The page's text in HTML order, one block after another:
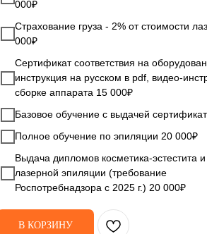
000₽
Страхование груза - 2% от стоимости
000₽
Сертификат соответствия на
инструкция на русском в pdf, видео-
сборке аппарата 15 000₽
Базовое обучение с выдачей
Полное обучение по эпиляции 20 000₽
Выдача дипломов косметика-эстестита
лазерной эпиляции (требование
Роспотребнадзора с 2025 г.) 20 000₽
В КОРЗИНУ